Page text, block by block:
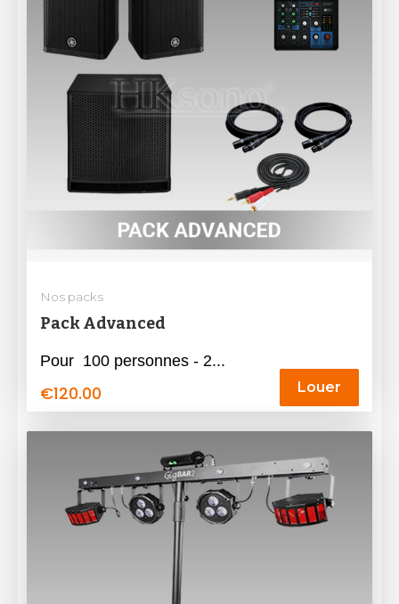
Nos packs
Pack Advanced
Pour 100 personnes - 2...
€120.00 Louer